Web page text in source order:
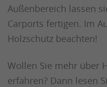
Außenbereich lassen
Carports fertigen. Im
Holzschutz beachten!
Wollen Sie mehr über
erfahren? Dann lesen